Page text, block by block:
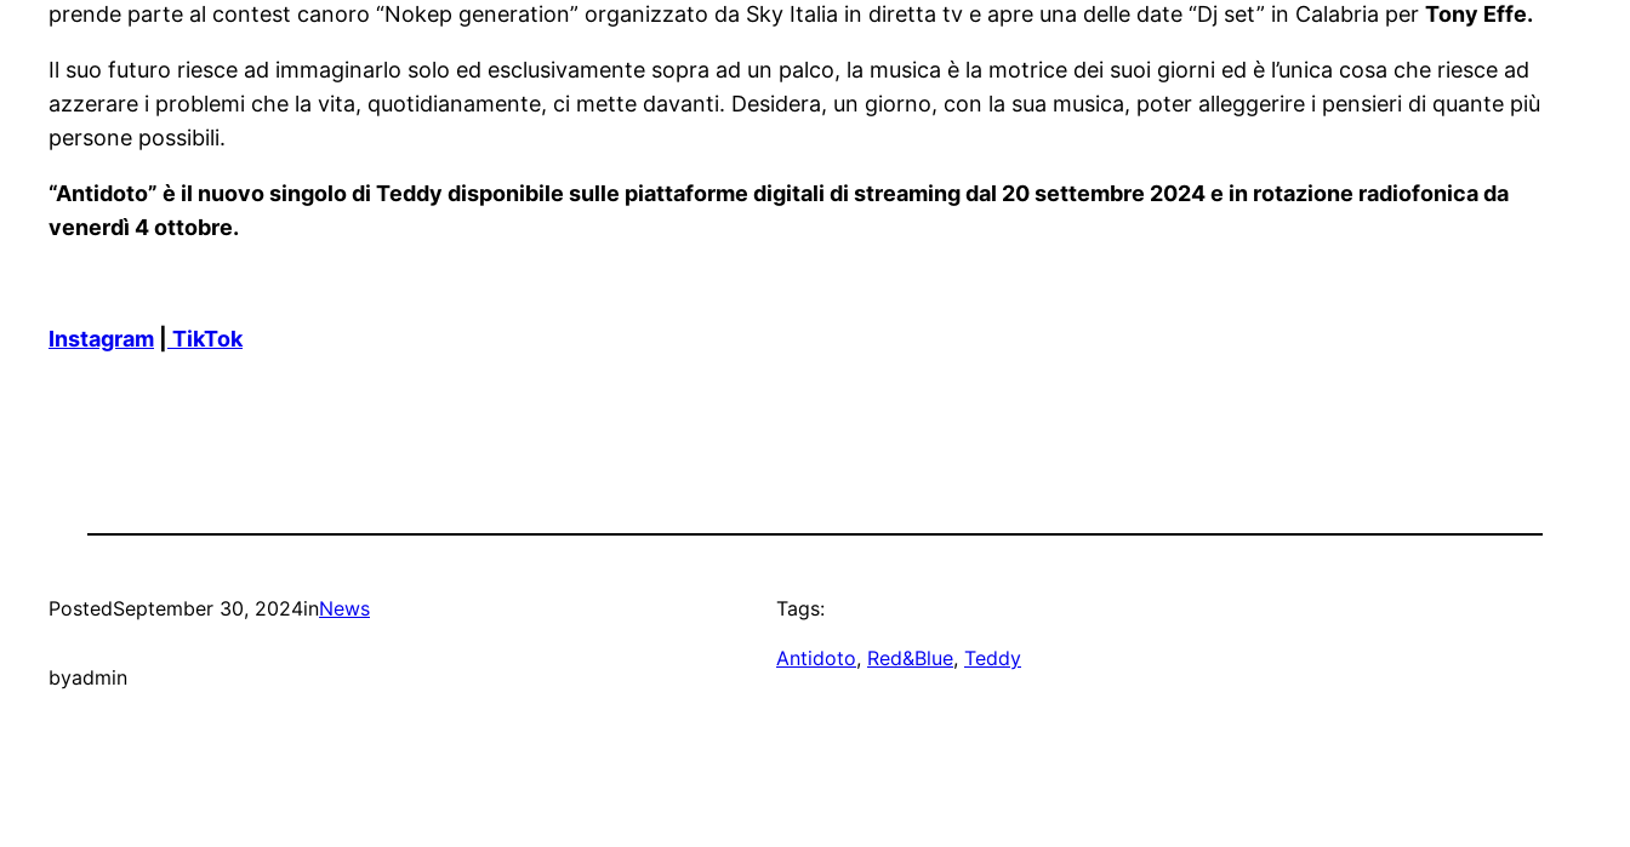
prende parte al contest canoro “Nokep generation” organizzato da Sky Italia in diretta tv e apre una delle date “Dj set” in Calabria per Tony Effe.
Il suo futuro riesce ad immaginarlo solo ed esclusivamente sopra ad un palco, la musica è la motrice dei suoi giorni ed è l’unica cosa che riesce ad
azzerare i problemi che la vita, quotidianamente, ci mette davanti. Desidera, un giorno, con la sua musica, poter alleggerire i pensieri di quante più
persone possibili.
“Antidoto” è il nuovo singolo di Teddy disponibile sulle piattaforme digitali di streaming dal 20 settembre 2024 e in rotazione radiofonica da
venerdì 4 ottobre.
Instagram TikTok
PostedSeptember 30, 2024inNews
byadmin
Tags:
Antidoto, Red&Blue, Teddy